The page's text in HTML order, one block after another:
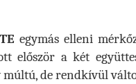
egymás elleni
először a két
de rendkívül